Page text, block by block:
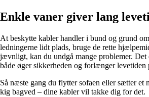
Enkle vaner giver lang
At beskytte kabler handler i bund og grund
ledningerne lidt plads, bruge de rette
jævnligt, kan du undgå mange problemer. Det
både øger sikkerheden og forlænger levetiden
Så næste gang du flytter sofaen eller sætter et
kig bagved – dine kabler vil takke dig for det.